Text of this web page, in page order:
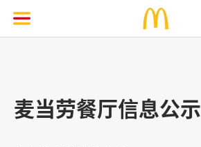
麦当劳餐厅信息公示